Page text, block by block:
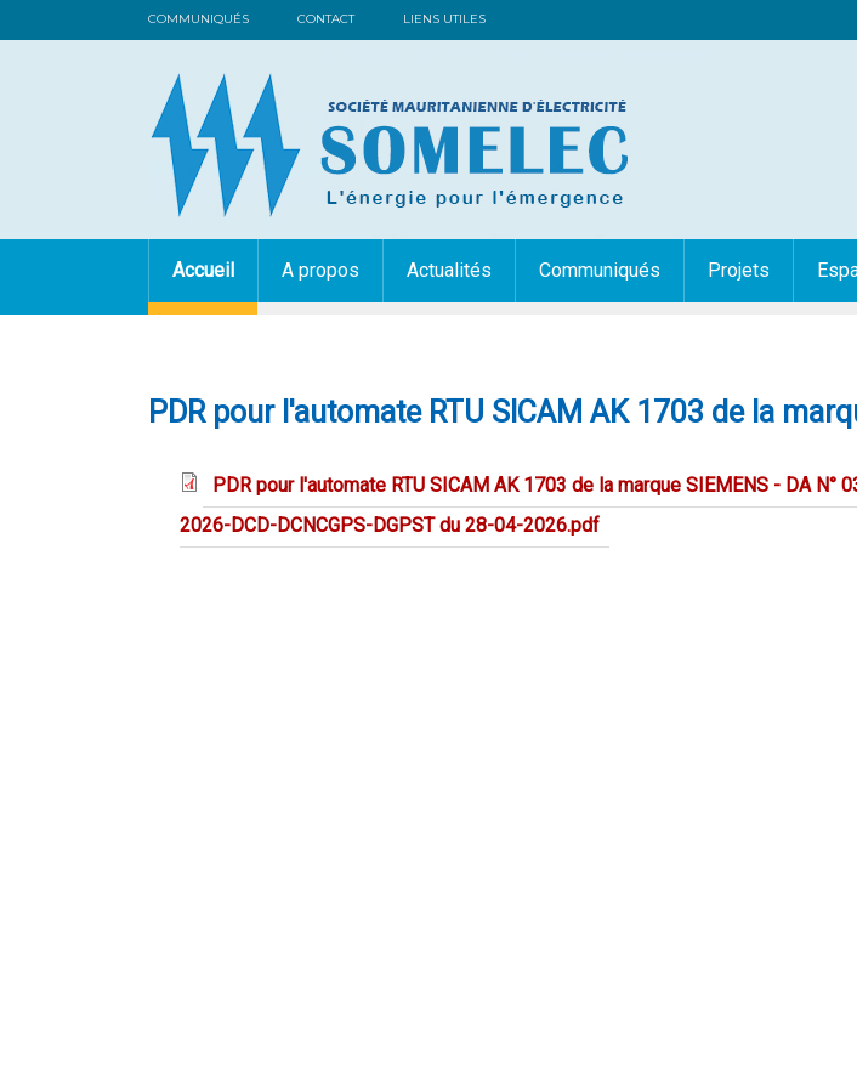
COMMUNIQUÉS CONTACT LIENS UTILES
Accueil A propos Actualités Communiqués Projets
PDR pour l'automate RTU SICAM AK 1703 de la
PDR pour l'automate RTU SICAM AK 1703 de la marque SIEMENS - DA N°
2026-DCD-DCNCGPS-DGPST du 28-04-2026.pdf